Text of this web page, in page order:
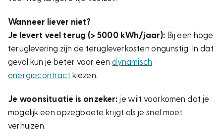
Wanneer liever niet?
Je levert veel terug (> 5000 kWh/jaar): Bij een hoge
teruglevering zijn de terugleverkosten ongunstig. In dat
geval kun je beter voor eendynamisch
energiecontract kiezen.
Je woonsituatie is onzeker: je wilt voorkomen dat je
mogelijk een opzegboete krijgt als je snel moet
verhuizen.